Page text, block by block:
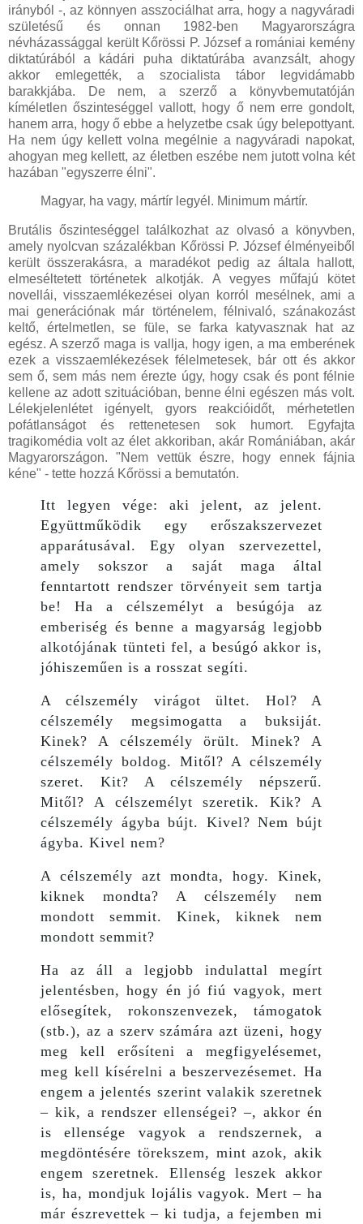
irányból -, az könnyen asszociálhat arra, hogy a nagyváradi
születésű és onnan 1982-ben Magyarországra
névházassággal került Kőrössi P. József a romániai kemény
diktatúrából a kádári puha diktatúrába avanzsált, ahogy
akkor emlegették, a szocialista tábor legvidámabb
barakkjába. De nem, a szerző a könyvbemutatóján
kíméletlen őszinteséggel vallott, hogy ő nem erre gondolt,
hanem arra, hogy ő ebbe a helyzetbe csak úgy belepottyant.
Ha nem úgy kellett volna megélnie a nagyváradi napokat,
ahogyan meg kellett, az életben eszébe nem jutott volna két
hazában "egyszerre élni".
Magyar, ha vagy, mártír legyél. Minimum mártír.
Brutális őszinteséggel találkozhat az olvasó a könyvben,
amely nyolcvan százalékban Kőrössi P. József élményeiből
került összerakásra, a maradékot pedig az általa hallott,
elmeséltetett történetek alkotják. A vegyes műfajú kötet
novellái, visszaemlékezései olyan korról mesélnek, ami a
mai generációnak már történelem, félnivaló, szánakozást
keltő, értelmetlen, se füle, se farka katyvasznak hat az
egész. A szerző maga is vallja, hogy igen, a ma emberének
ezek a visszaemlékezések félelmetesek, bár ott és akkor
sem ő, sem más nem érezte úgy, hogy csak és pont félnie
kellene az adott szituációban, benne élni egészen más volt.
Lélekjelenlétet igényelt, gyors reakcióidőt, mérhetetlen
pofátlanságot és rettenetesen sok humort. Egyfajta
tragikomédia volt az élet akkoriban, akár Romániában, akár
Magyarországon. "Nem vettük észre, hogy ennek fájnia
kéne" - tette hozzá Kőrössi a bemutatón.
Itt legyen vége: aki jelent, az jelent.
Együttműködik egy erőszakszervezet
apparátusával. Egy olyan szervezettel,
amely sokszor a saját maga által
fenntartott rendszer törvényeit sem tartja
be! Ha a célszemélyt a besúgója az
emberiség és benne a magyarság legjobb
alkotójának tünteti fel, a besúgó akkor is,
jóhiszeműen is a rosszat segíti.
A célszemély virágot ültet. Hol? A
célszemély megsimogatta a buksiját.
Kinek? A célszemély örült. Minek? A
célszemély boldog. Mitől? A célszemély
szeret. Kit? A célszemély népszerű.
Mitől? A célszemélyt szeretik. Kik? A
célszemély ágyba bújt. Kivel? Nem bújt
ágyba. Kivel nem?
A célszemély azt mondta, hogy. Kinek,
kiknek mondta? A célszemély nem
mondott semmit. Kinek, kiknek nem
mondott semmit?
Ha az áll a legjobb indulattal megírt
jelentésben, hogy én jó fiú vagyok, mert
elősegítek, rokonszenvezek, támogatok
(stb.), az a szerv számára azt üzeni, hogy
meg kell erősíteni a megfigyelésemet,
meg kell kísérelni a beszervezésemet. Ha
engem a jelentés szerint valakik szeretnek
– kik, a rendszer ellenségei? –, akkor én
is ellensége vagyok a rendszernek, a
megdöntésére törekszem, mint azok, akik
engem szeretnek. Ellenség leszek akkor
is, ha, mondjuk lojális vagyok. Mert – ha
már észrevettek – ki tudja, a fejemben mi